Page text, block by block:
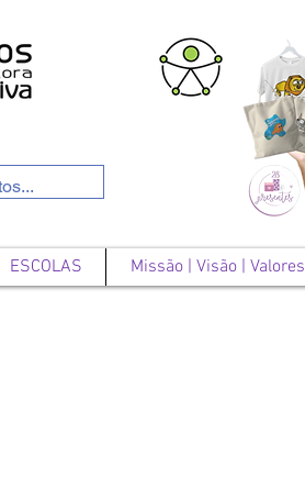
ESCOLAS Missão | Visão | Valores